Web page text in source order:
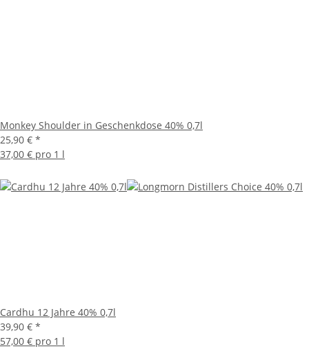
Monkey Shoulder in Geschenkdose 40% 0,7l
25,90 € *
37,00 € pro 1 l
Cardhu 12 Jahre 40% 0,7l
39,90 € *
57,00 € pro 1 l